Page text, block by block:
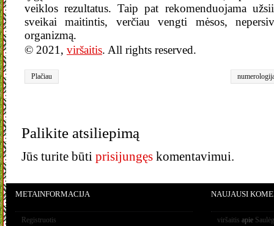
veiklos rezultatus. Taip pat rekomenduojama
sveikai maitintis, verčiau vengti mėsos,
organizmą.
© 2021, viršaitis. All rights reserved.
Plačiau
Palikite atsiliepimą
Jūs turite būti prisijungęs komentavimui.
METAINFORMACIJA
Registruotis
NAUJAUSI
viršaitis apie